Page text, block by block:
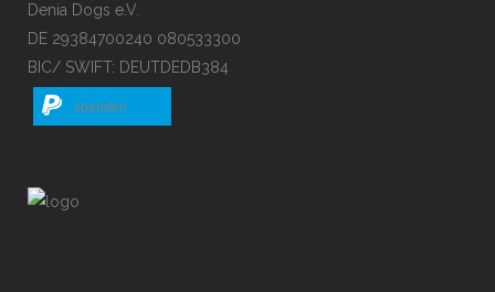
Denia Dogs e.V.
DE 29384700240 080533300
BIC/ SWIFT: DEUTDEDB384
spenden